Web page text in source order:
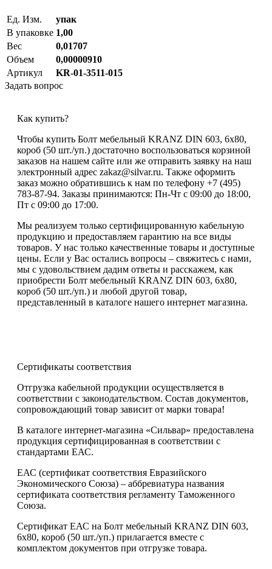
Ед. Изм.
упак
В упаковке 1,00
Вес
0,01707
Объем
0,00000910
Артикул
KR-01-3511-015
Задать вопрос
Как купить?
Чтобы купить Болт мебельный KRANZ DIN 603, 6х80,
короб (50 шт./уп.) достаточно воспользоваться корзиной
заказов на нашем сайте или же отправить заявку на наш
электронный адрес zakaz@silvar.ru. Также оформить
заказ можно обратившись к нам по телефону +7 (495)
783-87-94. Заказы принимаются: Пн-Чт с 09:00 до 18:00,
Пт с 09:00 до 17:00.
Мы реализуем только сертифицированную кабельную
продукцию и предоставляем гарантию на все виды
товаров. У нас только качественные товары и доступные
цены. Если у Вас остались вопросы – свяжитесь с нами,
мы с удовольствием дадим ответы и расскажем, как
приобрести Болт мебельный KRANZ DIN 603, 6х80,
короб (50 шт./уп.) и любой другой товар,
представленный в каталоге нашего интернет магазина.
Сертификаты соответствия
Отгрузка кабельной продукции осуществляется в
соответствии с законодательством. Состав документов,
сопровождающий товар зависит от марки товара!
В каталоге интернет-магазина «Сильвар» предоставлена
продукция сертифицированная в соответствии с
стандартами ЕАС.
ЕАС (сертификат соответствия Евразийского
Экономического Союза) – аббревиатура названия
сертификата соответствия регламенту Таможенного
Союза.
Сертификат ЕАС на Болт мебельный KRANZ DIN 603,
6х80, короб (50 шт./уп.) прилагается вместе с
комплектом документов при отгрузке товара.